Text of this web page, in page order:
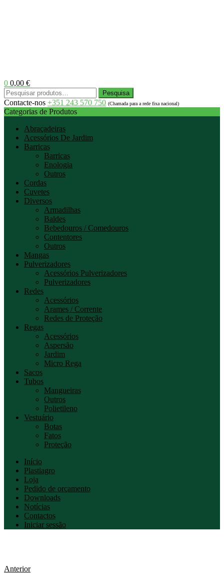
0 0,00 €
Menu
Pesquisar
por:
Pesquisa
Contacte-nos +351 243 570 750 (Chamada para a rede fixa nacional)
Categorias de Produtos
Abraçadeiras
Acessórios De Jardim
Barricas
Barricas
Enologia
Outros
Cordas
Cuvetes
Diversos
Armadilhas
Baldes
Bebedouros / Comedouros
Contentores
Outros
Mangas
Pulverizadores
Acessórios Pulverizadores
Pulverizadores
Redes
Acessórios
Arames / Corrente
Redes de Proteção
Regas
Acessórios
Aspersão
Jardim
Micro Rega
Sacos
Tubos
Mangueiras
Outros
Polietileno
Vestuário
Botas
Fatos
Proteção
Início
Plastiagro
Loja
Pedido de orçamento
Downloads
Notícias
Contactos
Iniciar sessão
Anterior